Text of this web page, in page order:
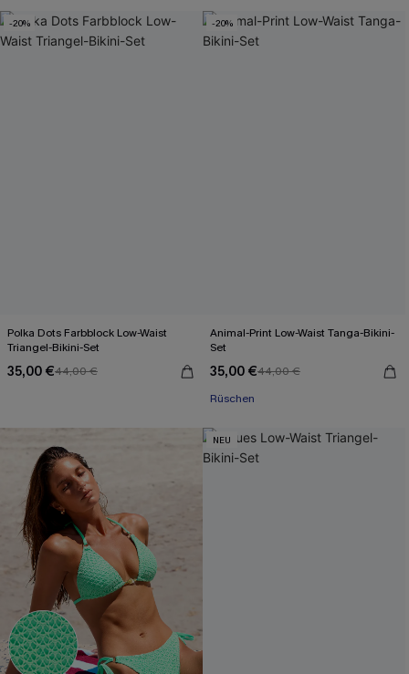
-20%
Polka Dots Farbblock Low-Waist
Triangel-Bikini-Set
35,00 €44,00 €
-20%
Animal-Print Low-Waist Tanga-Bikini-
Set
35,00 €44,00 €
Rüschen
NEU